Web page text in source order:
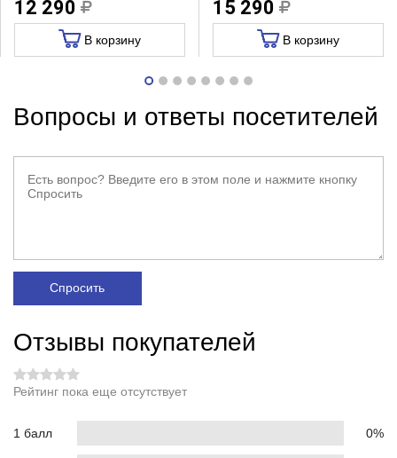
12 290
В корзину
15 290
В корзину
Вопросы и ответы посетителей
Спросить
Отзывы покупателей
Рейтинг пока еще отсутствует
1 балл 0%